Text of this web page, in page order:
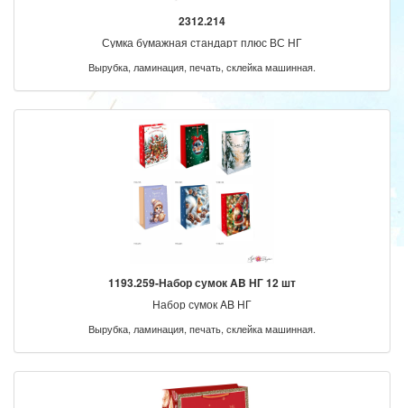
2312.214
Сумка бумажная стандарт плюс ВС НГ
Вырубка, ламинация, печать, склейка машинная.
1193.259-Набор сумок AB НГ 12 шт
Набор сумок AB НГ
Вырубка, ламинация, печать, склейка машинная.